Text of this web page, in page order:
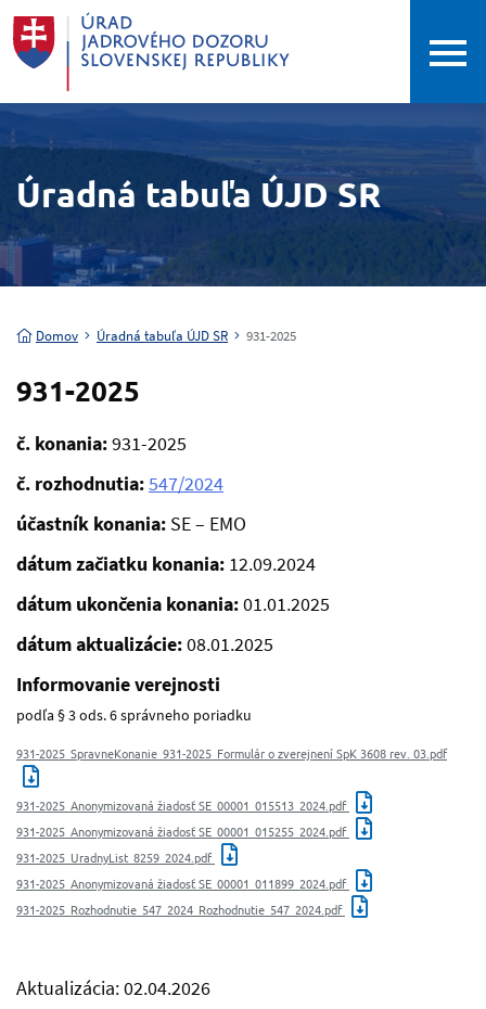
Úradná tabuľa ÚJD SR
Domov Úradná tabuľa ÚJD SR 931-2025
931-2025
č. konania:931-2025
č. rozhodnutia:547/2024
účastník konania: SE – EMO
dátum začiatku konania: 12.09.2024
dátum ukončenia konania:01.01.2025
dátum aktualizácie:08.01.2025
Informovanie verejnosti
podľa § 3 ods. 6 správneho poriadku
931-2025_SpravneKonanie_931-2025_Formulár o zverejnení SpK 3608 rev. 03.pdf
931-2025_Anonymizovaná žiadosť SE_00001_015513_2024.pdf
931-2025_Anonymizovaná žiadosť SE_00001_015255_2024.pdf
931-2025_UradnyList_8259_2024.pdf
931-2025_Anonymizovaná žiadosť SE_00001_011899_2024.pdf
931-2025_Rozhodnutie_547_2024_Rozhodnutie_547_2024.pdf
Aktualizácia: 02.04.2026